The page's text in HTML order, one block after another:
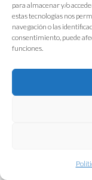
para almacenar y/o
estas tecnologías nos
navegación o las
consentimiento, puede
funciones.
Guía
de Covid-
DESCARGAR